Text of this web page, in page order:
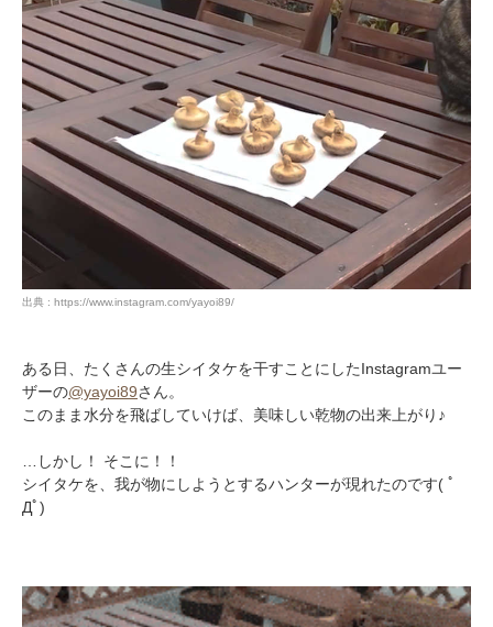
出典 : https://www.instagram.com/yayoi89/
ある日、たくさんの生シイタケを干すことにしたInstagramユー
ザーの@yayoi89さん。
このまま水分を飛ばしていけば、美味しい乾物の出来上がり♪
…しかし！ そこに！！
シイタケを、我が物にしようとするハンターが現れたのです( ﾟ
Дﾟ)